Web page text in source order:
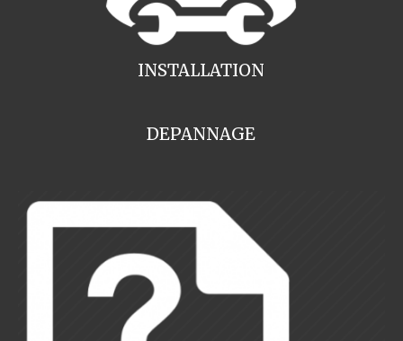
INSTALLATION
DEPANNAGE